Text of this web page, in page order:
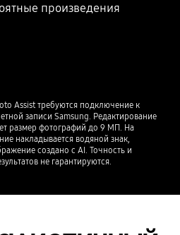
произведения
Assist требуются подключение к
записи Samsung. Редактирование
размер фотографий до 9 МП. На
накладывается водяной знак,
создано с AI. Точность и
не гарантируются.